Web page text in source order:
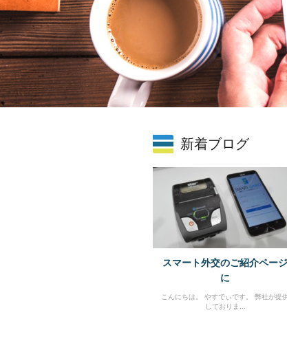
新着ブログ
スマート外交のご紹介ページ
に
こんにちは。 やすでぃです。 弊社が提
しておりま...